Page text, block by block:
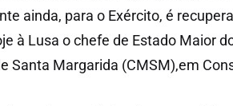
ainda, para o Exército, é
à Lusa o chefe de Estado Maior
Santa Margarida (CMSM),em